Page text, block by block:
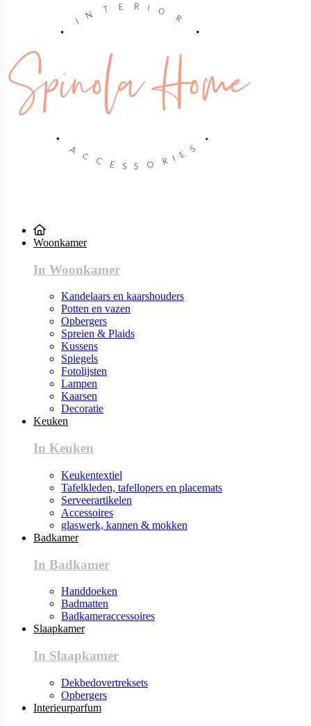
Woonkamer
In Woonkamer
Kandelaars en kaarshouders
Potten en vazen
Opbergers
Spreien & Plaids
Kussens
Spiegels
Fotolijsten
Lampen
Kaarsen
Decoratie
Keuken
In Keuken
Keukentextiel
Tafelkleden, tafellopers en placemats
Serveerartikelen
Accessoires
glaswerk, kannen & mokken
Badkamer
In Badkamer
Handdoeken
Badmatten
Badkameraccessoires
Slaapkamer
In Slaapkamer
Dekbedovertreksets
Opbergers
Interieurparfum